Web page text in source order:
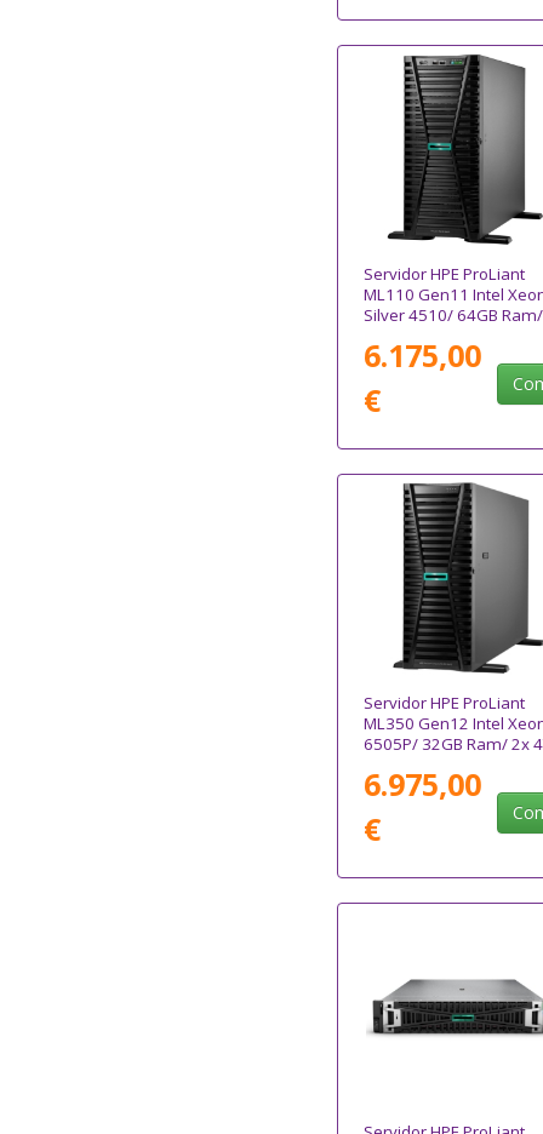
Servidor HPE ProLiant
ML110 Gen11 Intel
Silver 4510/ 64GB Ram/
6.175,00
€
Servidor HPE ProLiant
ML350 Gen12 Intel
6505P/ 32GB Ram/ 2x
6.975,00
€